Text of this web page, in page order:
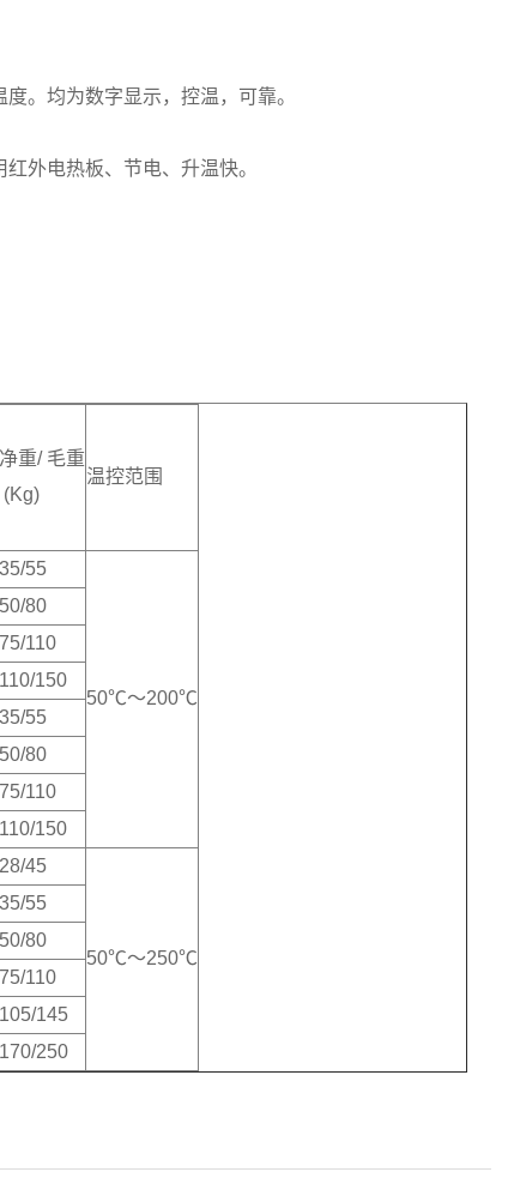
。均为数字显示，控温，可靠。
外电热板、节电、升温快。
净重/ 毛重
(Kg)
温控范围
35/55
50℃～200℃
50/80
75/110
110/150
35/55
50/80
75/110
110/150
28/45
50℃～250℃
35/55
50/80
75/110
105/145
170/250